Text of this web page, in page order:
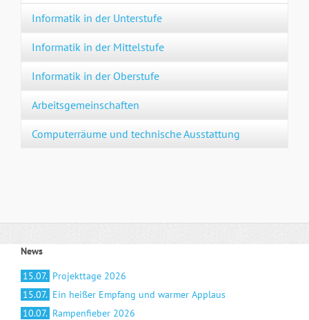
Informatik in der Unterstufe
Informatik in der Mittelstufe
Informatik in der Oberstufe
Arbeitsgemeinschaften
Computerräume und technische Ausstattung
News
15.07. Projekttage 2026
15.07. Ein heißer Empfang und warmer Applaus
10.07. Rampenfieber 2026